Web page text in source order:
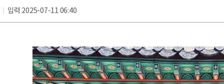
입력 2025-07-11 06:40